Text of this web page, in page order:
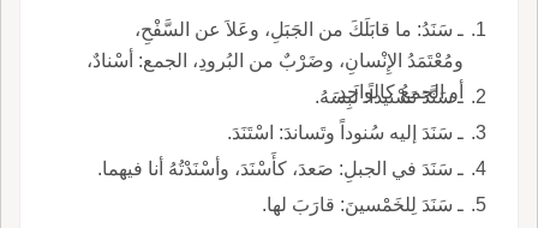
ـ سَنَدُ: ما قابَلَكَ من الجَبَلِ، وعَلاَ عن السَّفْحِ،
ومُعْتَمَدُ الإِنْسانِ، وضَرْبٌ من البُرودِ، الجمع: أسْنادٌ،
أو الجمعُ كالواحِدِ.ـ سَنَّدَ تَسْنيداً: لَبِسَهُ.
ـ سَنَدَ إليه سُنوداً وتَساندَ: اسْتَنَدَ.
ـ سَنَدَ في الجبلِ: صَعدَ، كأَسْنَدَ، وأسْنَدْتُهُ أنا فيهما.
ـ سَنَدَ لِلخَمْسينَ: قارَبَ لها.